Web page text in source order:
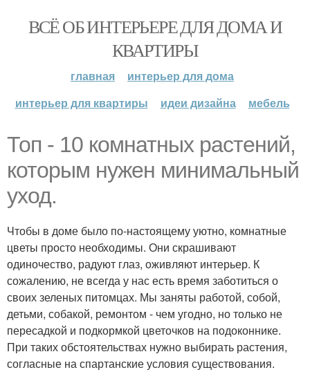
ВСЁ ОБ ИНТЕРЬЕРЕ ДЛЯ ДОМА И
КВАРТИРЫ
главная
интерьер для дома
интерьер для квартиры
идеи дизайна мебель
Топ - 10 комнатных растений,
которым нужен минимальный
уход.
Чтобы в доме было по-настоящему уютно, комнатные
цветы просто необходимы. Они скрашивают
одиночество, радуют глаз, оживляют интерьер. К
сожалению, не всегда у нас есть время заботиться о
своих зеленых питомцах. Мы заняты работой, собой,
детьми, собакой, ремонтом - чем угодно, но только не
пересадкой и подкормкой цветочков на подоконнике.
При таких обстоятельствах нужно выбирать растения,
согласные на спартанские условия существования.